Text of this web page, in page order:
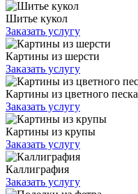
Шитье кукол
Заказать услугу
Картины из шерсти
Заказать услугу
Картины из цветного песка
Заказать услугу
Картины из крупы
Заказать услугу
Каллиграфия
Заказать услугу